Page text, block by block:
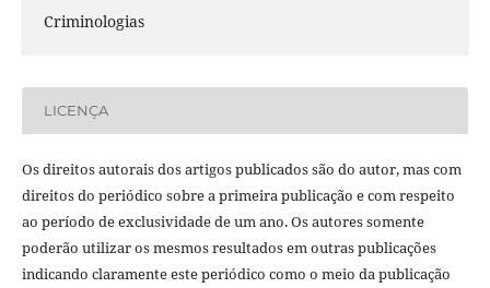
Criminologias
LICENÇA
Os direitos autorais dos artigos publicados são do autor, mas com
direitos do periódico sobre a primeira publicação e com respeito
ao período de exclusividade de um ano. Os autores somente
poderão utilizar os mesmos resultados em outras publicações
indicando claramente este periódico como o meio da publicação